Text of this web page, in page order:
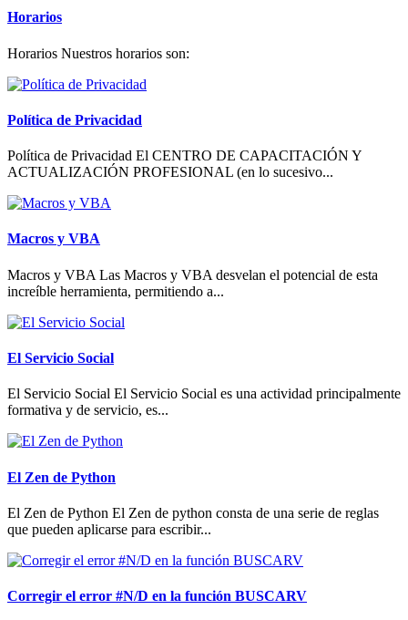
Horarios
Horarios Nuestros horarios son:
Política de Privacidad
Política de Privacidad El CENTRO DE CAPACITACIÓN Y
ACTUALIZACIÓN PROFESIONAL (en lo sucesivo...
Macros y VBA
Macros y VBA Las Macros y VBA desvelan el potencial de esta
increíble herramienta, permitiendo a...
El Servicio Social
El Servicio Social El Servicio Social es una actividad principalmente
formativa y de servicio, es...
El Zen de Python
El Zen de Python El Zen de python consta de una serie de reglas
que pueden aplicarse para escribir...
Corregir el error #N/D en la función BUSCARV